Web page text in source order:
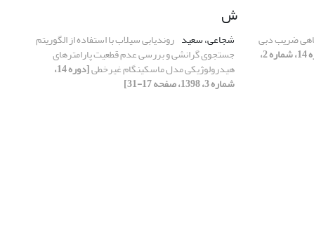
ضریب دبی
[دوره 14، شماره 2،
ش
شجاعی، سعید روندیابی سیلاب با استفاده از الگوریتم
جستجوی گرانشی و بررسی عدم قطعیت پارامترهای
هیدرولوژیکی مدل ماسکینگام غیرخطی [دوره 14،
شماره 3، 1398، صفحه 17-31]